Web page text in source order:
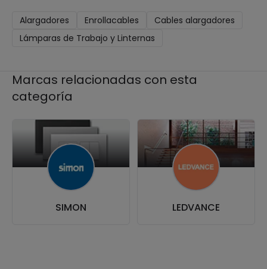
Alargadores Enrollacables
Cables alargadores
Lámparas de Trabajo y Linternas
Marcas relacionadas con esta
categoría
SIMON LEDVANCE